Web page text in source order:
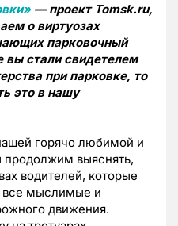
— проект Tomsk.ru,
о виртуозах
парковочный
вы стали свидетелем
при парковке, то
это в нашу
горячо любимой и
выяснять,
водителей, которые
все мыслимые и
движения.